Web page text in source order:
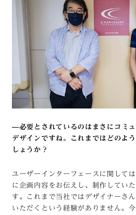
—必要とされているのはまさにコミ
デザインですね。これまではどのよ
しょうか？
ユーザーインターフェースに関して
に企画内容をお伝えし、制作してい
す。これまで当社ではデザイナーさ
いただくという経験がありません。